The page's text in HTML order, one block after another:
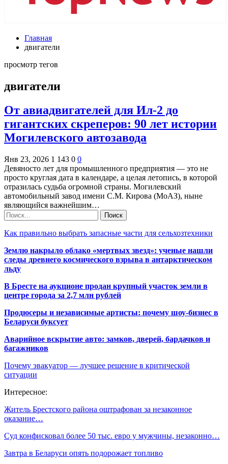
Главная
двигатели
просмотр тегов
двигатели
От авиадвигателей для Ил-2 до
гигантских скреперов: 90 лет истории
Могилевского автозавода
Янв 23, 2026 1 143 0 0
Девяносто лет для промышленного предприятия — это не
просто круглая дата в календаре, а целая летопись, в которой
отразилась судьба огромной страны. Могилевский
автомобильный завод имени С.М. Кирова (МоАЗ), ныне
являющийся важнейшим…
Как правильно выбрать запасные части для сельхозтехники
Землю накрыло облако «мертвых звезд»: ученые нашли
следы древнего космического взрыва в антарктическом
льду
В Бресте на аукционе продан крупный участок земли в
центре города за 2,7 млн рублей
Продюсеры и независимые артисты: почему шоу-бизнес в
Беларуси буксует
Аварийное вскрытие авто: замков, дверей, бардачков и
багажников
Почему эвакуатор — лучшее решение в критической
ситуации
Интересное:
Житель Брестского района оштрафован за незаконное
оказание…
Суд конфисковал более 50 тыс. евро у мужчины, незаконно…
Завтра в Беларуси опять подорожает топливо